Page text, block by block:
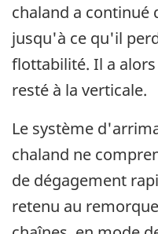
chaland a continué
jusqu'à ce qu'il
flottabilité. Il a
resté à la verticale.
Le système
chaland ne
de dégagement
retenu au